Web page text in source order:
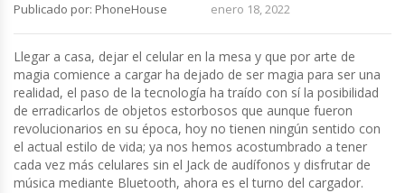
Publicado por: PhoneHouse enero 18, 2022
Llegar a casa, dejar el celular en la mesa y que por arte de
magia comience a cargar ha dejado de ser magia para ser una
realidad, el paso de la tecnología ha traído con sí la posibilidad
de erradicarlos de objetos estorbosos que aunque fueron
revolucionarios en su época, hoy no tienen ningún sentido con
el actual estilo de vida; ya nos hemos acostumbrado a tener
cada vez más celulares sin el Jack de audífonos y disfrutar de
música mediante Bluetooth, ahora es el turno del cargador.